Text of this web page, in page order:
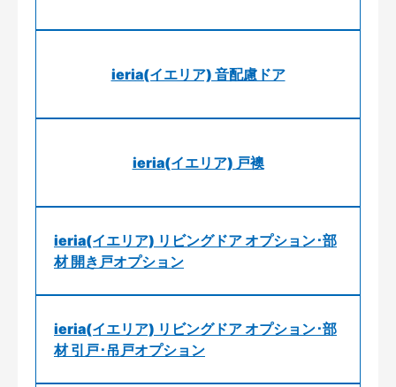
ieria(イエリア) 音配慮ドア
ieria(イエリア) 戸襖
ieria(イエリア) リビングドア オプション･部
材 開き戸オプション
ieria(イエリア) リビングドア オプション･部
材 引戸･吊戸オプション